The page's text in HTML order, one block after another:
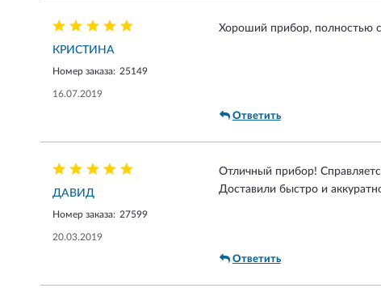
КРИСТИНА
Номер заказа: 25149
16.07.2019
Хороший прибор, полностью
Ответить
ДАВИД
Номер заказа: 27599
20.03.2019
Отличный прибор!
Доставили быстро и
Ответить